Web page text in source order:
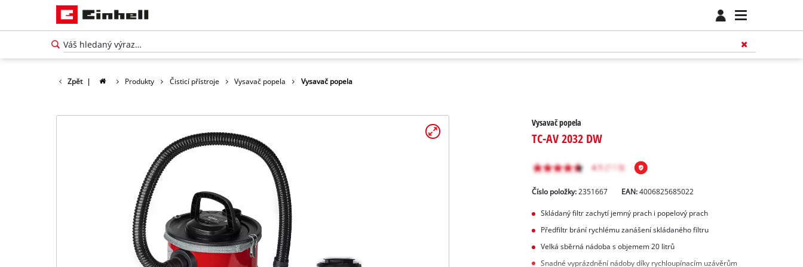
Zpět | Produkty Čisticí přístroje Vysavač popela Vysavač popela
Vysavač popela
TC-AV 2032 DW
Číslo položky: 2351667 EAN:4006825685022
Skládaný filtr zachytí jemný prach i popelový prach
Předfiltr brání rychlému zanášení skládaného filtru
Velká sběrná nádoba s objemem 20 litrů
Snadné vyprázdnění nádoby díky rychloupínacím uzávěrům